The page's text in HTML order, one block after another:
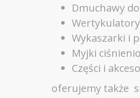
Dmuchawy
Wykaszarki i
Myjki
Części i
oferujemy także